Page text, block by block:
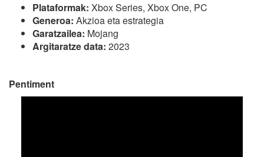
Plataformak: Xbox Series, Xbox One, PC
Generoa: Akzioa eta estrategia
Garatzailea: Mojang
Argitaratze data: 2023
Pentiment